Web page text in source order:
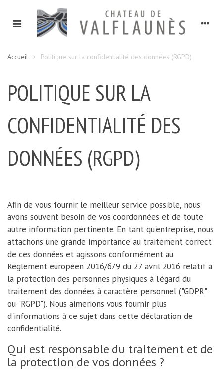
Accueil > Politique sur la confidentialité des données (RGPD)
POLITIQUE SUR LA
CONFIDENTIALITÉ DES
DONNÉES (RGPD)
Afin de vous fournir le meilleur service possible, nous
avons souvent besoin de vos coordonnées et de toute
autre information pertinente. En tant qu'entreprise, nous
attachons une grande importance au traitement correct
de ces données et agissons conformément au
Règlement européen 2016/679 du 27 avril 2016 relatif à
la protection des personnes physiques à l'égard du
traitement des données à caractère personnel ("GDPR"
ou "RGPD"). Nous aimerions vous fournir plus
d'informations à ce sujet dans cette déclaration de
confidentialité.
Qui est responsable du traitement et de
la protection de vos données ?